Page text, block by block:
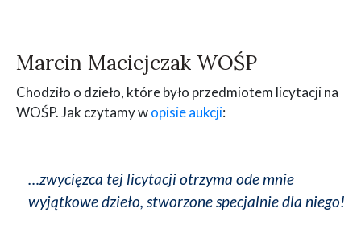
Marcin Maciejczak WOŚP
Chodziło o dzieło, które było przedmiotem licytacji na
WOŚP. Jak czytamy wopisie aukcji:
…zwycięzca tej licytacji otrzyma ode mnie
wyjątkowe dzieło, stworzone specjalnie dla niego!